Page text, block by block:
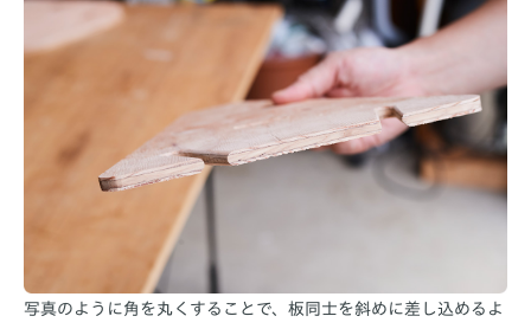
写真のように角を丸くすることで、板同士を斜めに差し込めるよ